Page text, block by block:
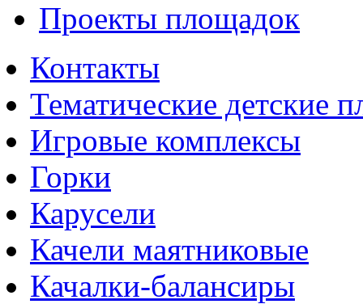
Проекты площадок
Контакты
Тематические детские
Игровые комплексы
Горки
Карусели
Качели маятниковые
Качалки-балансиры